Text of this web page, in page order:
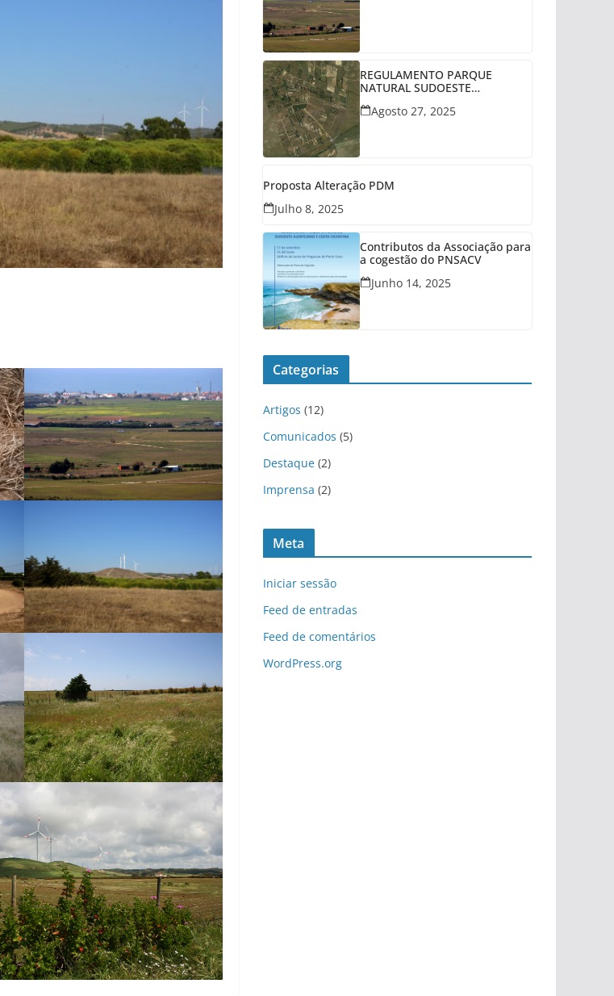
REGULAMENTO PARQUE
NATURAL SUDOESTE
Agosto 27, 2025
Proposta Alteração PDM
Julho 8, 2025
Contributos da Associação para
a cogestão do PNSACV
Junho 14, 2025
Categorias
Artigos (12)
Comunicados (5)
Destaque (2)
Imprensa (2)
Meta
Iniciar sessão
Feed de entradas
Feed de comentários
WordPress.org